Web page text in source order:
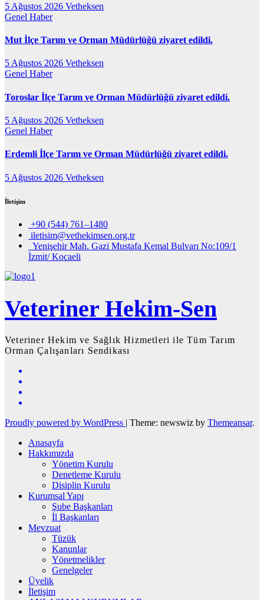
5 Ağustos 2026 Vetheksen
Genel Haber
Mut İlçe Tarım ve Orman Müdürlüğü ziyaret edildi.
5 Ağustos 2026 Vetheksen
Genel Haber
Toroslar İlçe Tarım ve Orman Müdürlüğü ziyaret edildi.
5 Ağustos 2026 Vetheksen
Genel Haber
Erdemli İlçe Tarım ve Orman Müdürlüğü ziyaret edildi.
5 Ağustos 2026 Vetheksen
İletişim
+90 (544) 761–1480
iletisim@vethekimsen.org.tr
Yenişehir Mah. Gazi Mustafa Kemal Bulvarı No:109/1
İzmit/ Kocaeli
Veteriner Hekim-Sen
Veteriner Hekim ve Sağlık Hizmetleri ile Tüm Tarım
Orman Çalışanları Sendikası
Proudly powered by WordPress | Theme: newswiz by Themeansar.
Anasayfa
Hakkımızda
Yönetim Kurulu
Denetleme Kurulu
Disiplin Kurulu
Kurumsal Yapı
Şube Başkanları
İl Başkanları
Mevzuat
Tüzük
Kanunlar
Yönetmelikler
Genelgeler
Üyelik
İletişim